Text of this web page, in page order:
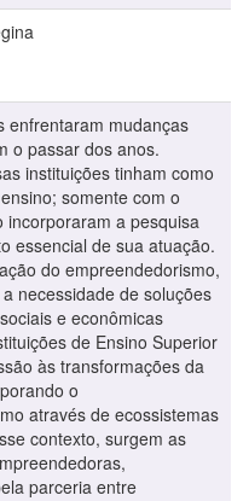
enfrentaram mudanças
o passar dos anos.
instituições tinham como
somente com o
incorporaram a pesquisa
essencial de sua atuação.
do empreendedorismo,
necessidade de soluções
e econômicas
de Ensino Superior
às transformações da
o
através de ecossistemas
contexto, surgem as
parceria entre